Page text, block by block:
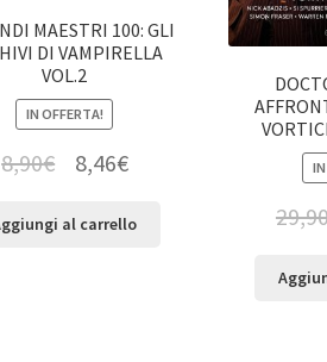
MAESTRI 100: GLI
DI VAMPIRELLA
VOL.2
IN OFFERTA!
8,90€ 8,46€
al carrello